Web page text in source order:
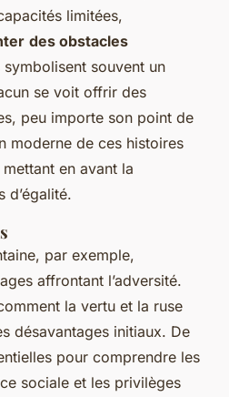
limitées,
des obstacles
souvent un
se voit offrir des
peu importe son point de
moderne de ces histoires
en avant la
d’égalité.
par exemple,
affrontant l’adversité.
la vertu et la ruse
désavantages initiaux. De
pour comprendre les
sociale et les privilèges